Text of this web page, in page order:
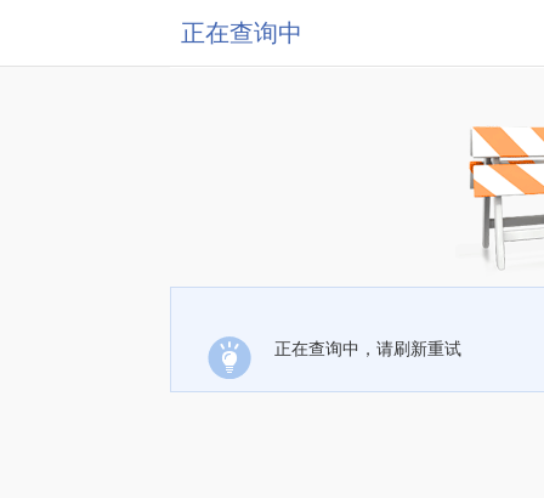
正在查询中
正在查询中，请刷新重试